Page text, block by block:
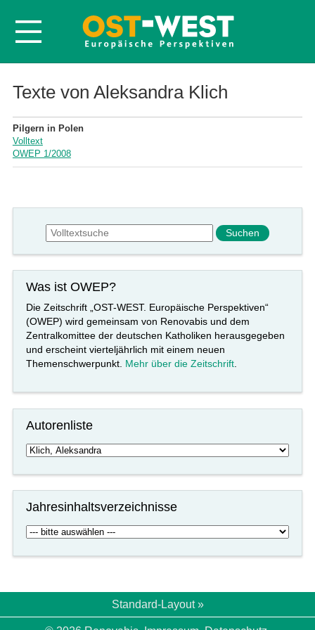
Startseite
Volltexte
Probeheft
Abonnieren
Texte von Aleksandra Klich
Pilgern in Polen
Volltext
OWEP 1/2008
Suchformular
Suche
Was ist OWEP?
Die Zeitschrift „OST-WEST. Europäische Perspektiven“
(OWEP) wird gemeinsam von Renovabis und dem
Zentralkomittee der deutschen Katholiken herausgegeben
und erscheint vierteljährlich mit einem neuen
Themenschwerpunkt. Mehr über die Zeitschrift
Autorenliste
Jahresinhaltsverzeichnisse
Standard-Layout »